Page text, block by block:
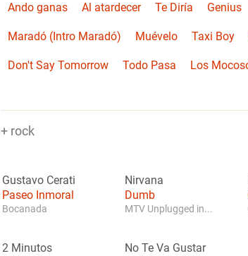
Ando ganas Al atardecer Te Diría Genius
Maradó (Intro Maradó) Muévelo Taxi Boy
Don't Say Tomorrow Todo Pasa Los
+ rock
Gustavo Cerati
Paseo Inmoral
Bocanada
Nirvana
Dumb
MTV Unplugged in...
2 Minutos
No Te Va Gustar